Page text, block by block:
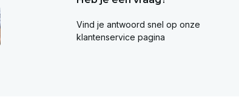
Vind je antwoord snel op onze
klantenservice pagina